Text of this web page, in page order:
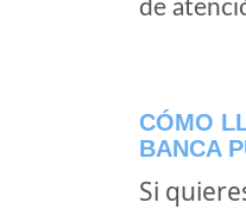
de
CÓMO
BANCA
Si